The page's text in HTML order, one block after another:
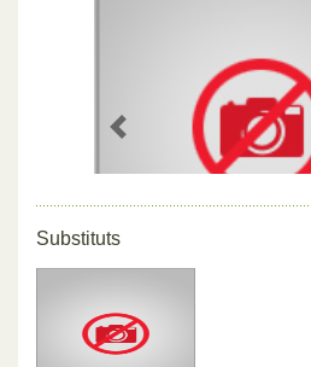
Previous
Substituts